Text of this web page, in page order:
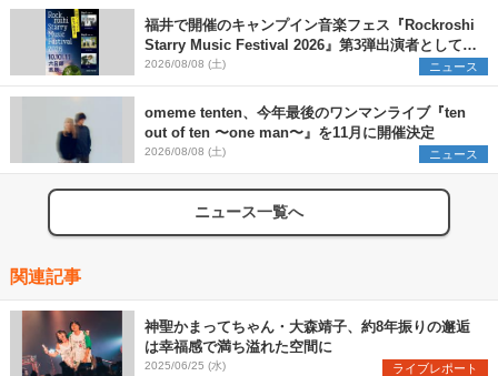
福井で開催のキャンプイン音楽フェス『Rockroshi
Starry Music Festival 2026』第3弾出演者として
SCOOBIE DO、かりゆし58、Reiを発表
2026/08/08 (土) ニュース
omeme tenten、今年最後のワンマンライブ『ten
out of ten 〜one man〜』を11月に開催決定
2026/08/08 (土) ニュース
ニュース一覧へ
関連記事
神聖かまってちゃん・大森靖子、約8年振りの邂逅
は幸福感で満ち溢れた空間に
2025/06/25 (水) ライブレポート